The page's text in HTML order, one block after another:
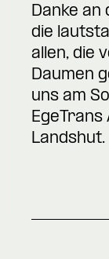
Danke
die
allen, die
Daumen
uns am
EgeTrans
Landshut.